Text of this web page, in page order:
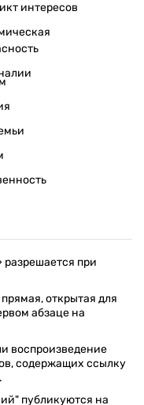
интересов
разрешается при
открытая для
абзаце на
воспроизведение
содержащих ссылку
публикуются на